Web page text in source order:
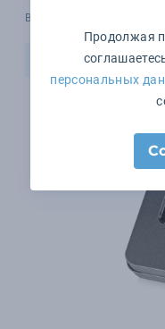
В наличии 394 шт.
В корзину
Продолжая
персональных